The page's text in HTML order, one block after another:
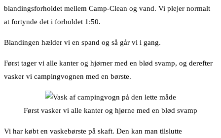
blandingsforholdet mellem Camp-Clean og vand. Vi plejer normalt
at fortynde det i forholdet 1:50.
Blandingen hælder vi en spand og så går vi i gang.
Først tager vi alle kanter og hjørner med en blød svamp, og derefter
vasker vi campingvognen med en børste.
Først vasker vi alle kanter og hjørne med en blød svamp
Vi har købt en vaskebørste på skaft. Den kan man tilslutte